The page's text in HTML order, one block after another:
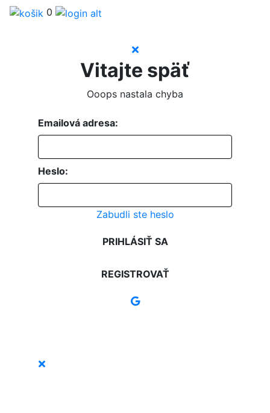
0
Vitajte späť
Ooops nastala chyba
Emailová adresa:
Heslo:
Zabudli ste heslo
PRIHLÁSIŤ SA
REGISTROVAŤ